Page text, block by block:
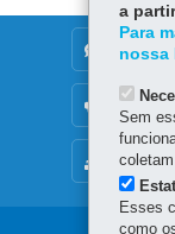
MAPA DO
a
Para
nossa
Sem
Esses
como